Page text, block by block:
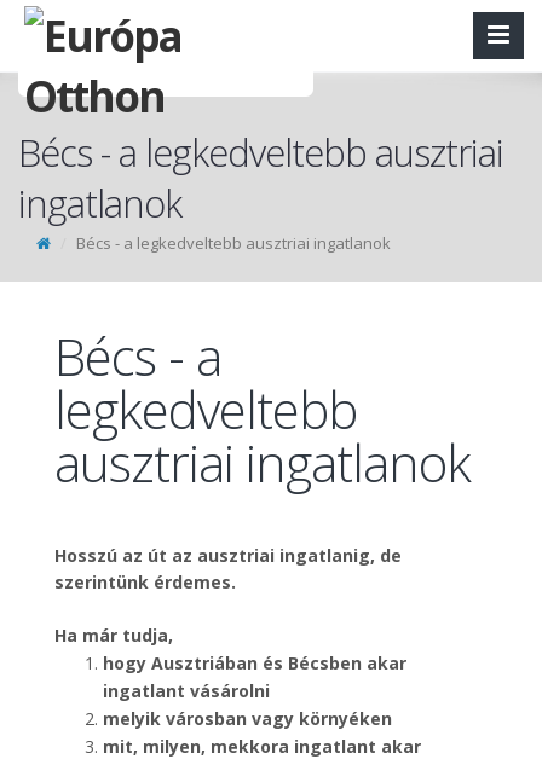
Bécs - a legkedveltebb ausztriai
ingatlanok
Bécs - a legkedveltebb ausztriai ingatlanok
Bécs - a
legkedveltebb
ausztriai ingatlanok
Hosszú az út az ausztriai ingatlanig, de
szerintünk érdemes.
Ha már tudja,
hogy Ausztriában és Bécsben akar
ingatlant vásárolni
melyik városban vagy környéken
mit, milyen, mekkora ingatlant akar